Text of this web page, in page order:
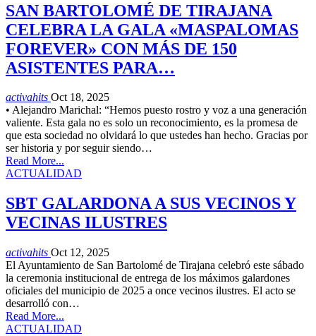
SAN BARTOLOMÉ DE TIRAJANA
CELEBRA LA GALA «MASPALOMAS
FOREVER» CON MÁS DE 150
ASISTENTES PARA…
activahits Oct 18, 2025
• Alejandro Marichal: “Hemos puesto rostro y voz a una generación
valiente. Esta gala no es solo un reconocimiento, es la promesa de
que esta sociedad no olvidará lo que ustedes han hecho. Gracias por
ser historia y por seguir siendo…
Read More...
ACTUALIDAD
SBT GALARDONA A SUS VECINOS Y
VECINAS ILUSTRES
activahits Oct 12, 2025
El Ayuntamiento de San Bartolomé de Tirajana celebró este sábado
la ceremonia institucional de entrega de los máximos galardones
oficiales del municipio de 2025 a once vecinos ilustres. El acto se
desarrolló con…
Read More...
ACTUALIDAD